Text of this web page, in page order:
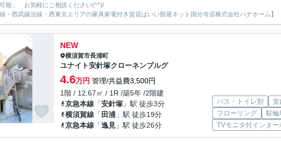
可能」 お気軽にご相談ください(^^)/
線・西武線沿線・西東京エリアの家具家電付き賃貸はいい部屋ネット国分寺店株式会社ハナホーム】
NEW
横須賀市長浦町
ユナイト安針塚クローネンブルグ
4.6万円 管理/共益費3,500円
1階 / 12.67㎡ / 1R /築5年 /2階建
京急本線 「安針塚 」駅 徒歩3分
横須賀線 「 田浦 」駅 徒歩19分
京急本線 「逸見 」駅 徒歩26分
バス・トイレ別 室
フローリング
駐輪
TVモニタ付インター